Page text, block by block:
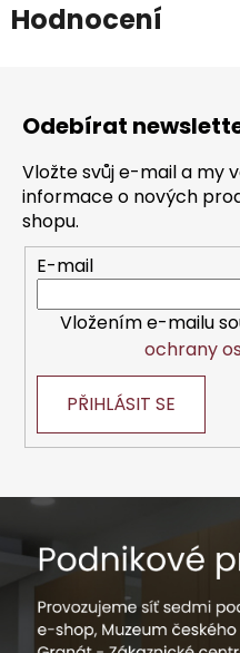
Hodnocení
Odebírat
Vložte svůj e-mail a my
informace o nových
shopu.
E-mail
Vložením e-mailu
ochrany
PŘIHLÁSIT SE